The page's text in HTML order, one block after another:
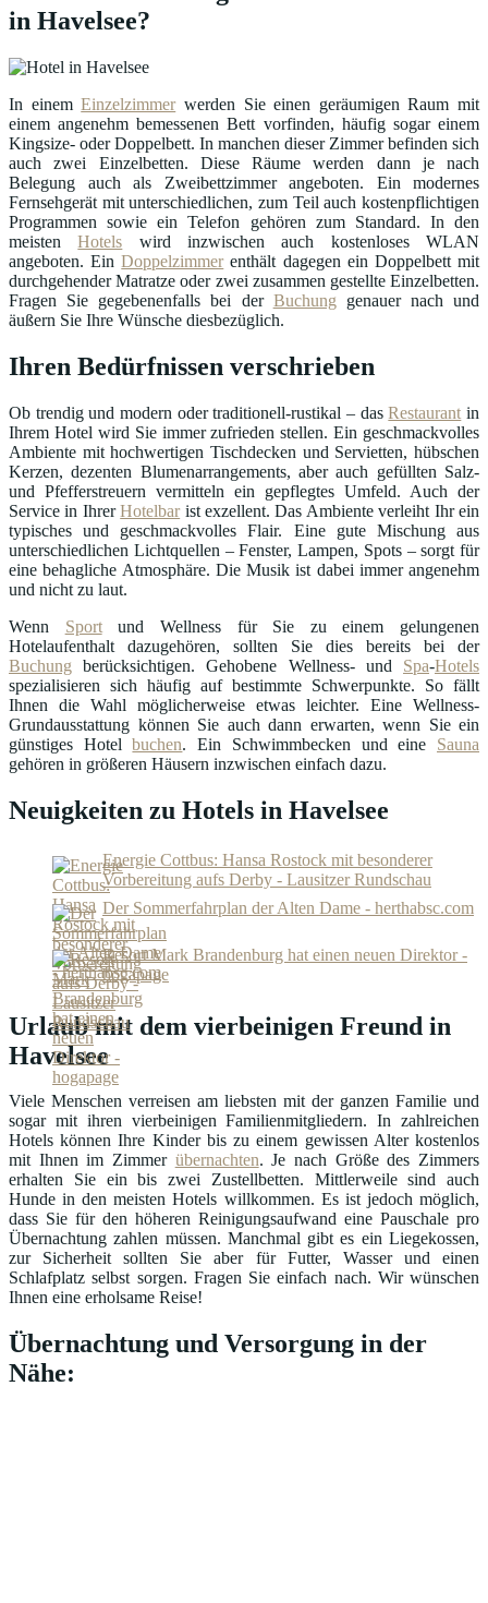
in Havelsee?
In einemEinzelzimmerwerden Sie einen geräumigen Raum mit
einem angenehm bemessenen Bett vorfinden, häufig sogar einem
Kingsize- oder Doppelbett. In manchen dieser Zimmer befinden sich
auch zwei Einzelbetten. Diese Räume werden dann je nach
Belegung auch als Zweibettzimmer angeboten. Ein modernes
Fernsehgerät mit unterschiedlichen, zum Teil auch kostenpflichtigen
Programmen sowie ein Telefon gehören zum Standard. In den
meistenHotels wird inzwischen auch kostenloses WLAN
angeboten. EinDoppelzimmerenthält dagegen ein Doppelbett mit
durchgehender Matratze oder zwei zusammen gestellte Einzelbetten.
Fragen Sie gegebenenfalls bei der Buchung genauer nach und
äußern Sie Ihre Wünsche diesbezüglich.
Ihren Bedürfnissen verschrieben
Ob trendig und modern oder traditionell-rustikal – dasRestaurant in
Ihrem Hotel wird Sie immer zufrieden stellen. Ein geschmackvolles
Ambiente mit hochwertigen Tischdecken und Servietten, hübschen
Kerzen, dezenten Blumenarrangements, aber auch gefüllten Salz-
und Pfefferstreuern vermitteln ein gepflegtes Umfeld. Auch der
Service in IhrerHotelbarist exzellent. Das Ambiente verleiht Ihr ein
typisches und geschmackvolles Flair. Eine gute Mischung aus
unterschiedlichen Lichtquellen – Fenster, Lampen, Spots – sorgt für
eine behagliche Atmosphäre. Die Musik ist dabei immer angenehm
und nicht zu laut.
Wenn Sportund Wellness für Sie zu einem gelungenen
Hotelaufenthalt dazugehören, sollten Sie dies bereits bei der
Buchung berücksichtigen. Gehobene Wellness- und Spa-Hotels
spezialisieren sich häufig auf bestimmte Schwerpunkte. So fällt
Ihnen die Wahl möglicherweise etwas leichter. Eine Wellness-
Grundausstattung können Sie auch dann erwarten, wenn Sie ein
günstiges Hotelbuchen. Ein Schwimmbecken und eine Sauna
gehören in größeren Häusern inzwischen einfach dazu.
Neuigkeiten zu Hotels in Havelsee
Energie Cottbus: Hansa Rostock mit besonderer
Vorbereitung aufs Derby - Lausitzer Rundschau
Der Sommerfahrplan der Alten Dame - herthabsc.com
Resort Mark Brandenburg hat einen neuen Direktor -
hogapage
Urlaub mit dem vierbeinigen Freund in
Havelsee
Viele Menschen verreisen am liebsten mit der ganzen Familie und
sogar mit ihren vierbeinigen Familienmitgliedern. In zahlreichen
Hotels können Ihre Kinder bis zu einem gewissen Alter kostenlos
mit Ihnen im Zimmer übernachten. Je nach Größe des Zimmers
erhalten Sie ein bis zwei Zustellbetten. Mittlerweile sind auch
Hunde in den meisten Hotels willkommen. Es ist jedoch möglich,
dass Sie für den höheren Reinigungsaufwand eine Pauschale pro
Übernachtung zahlen müssen. Manchmal gibt es ein Liegekossen,
zur Sicherheit sollten Sie aber für Futter, Wasser und einen
Schlafplatz selbst sorgen. Fragen Sie einfach nach. Wir wünschen
Ihnen eine erholsame Reise!
Übernachtung und Versorgung in der
Nähe: